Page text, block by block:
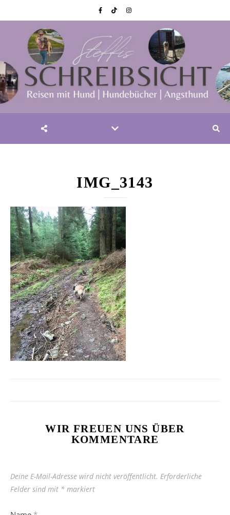
IMG_3143
WIR FREUEN UNS ÜBER
KOMMENTARE
Deine E-Mail-Adresse wird nicht veröffentlicht. Erforderliche
Felder sind mit * markiert